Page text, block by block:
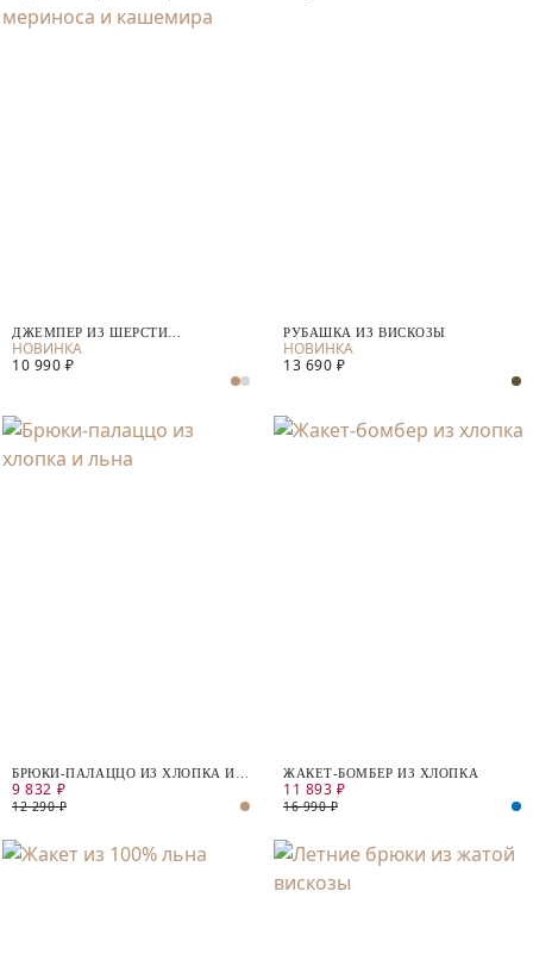
ДЖЕМПЕР ИЗ ШЕРСТИ
МЕРИНОСА И КАШЕМИРА
10 990 ₽
РУБАШКА ИЗ ВИСКОЗЫ
13 690 ₽
БРЮКИ-ПАЛАЦЦО ИЗ ХЛОПКА И
ЛЬНА
9 832 ₽
12 290 ₽
ЖАКЕТ-БОМБЕР ИЗ ХЛОПКА
11 893 ₽
16 990 ₽